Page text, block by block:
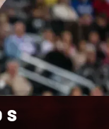
S